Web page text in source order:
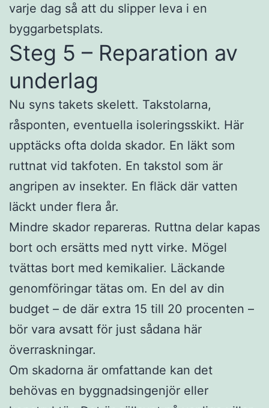
varje dag så att du slipper leva i en
byggarbetsplats.
Steg 5 – Reparation av
underlag
Nu syns takets skelett. Takstolarna,
råsponten, eventuella isoleringsskikt. Här
upptäcks ofta dolda skador. En läkt som
ruttnat vid takfoten. En takstol som är
angripen av insekter. En fläck där vatten
läckt under flera år.
Mindre skador repareras. Ruttna delar kapas
bort och ersätts med nytt virke. Mögel
tvättas bort med kemikalier. Läckande
genomföringar tätas om. En del av din
budget – de där extra 15 till 20 procenten –
bör vara avsatt för just sådana här
överraskningar.
Om skadorna är omfattande kan det
behövas en byggnadsingenjör eller